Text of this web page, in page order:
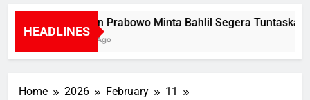
HEADLINES
Presiden Prabowo Minta Bahlil Segera Tuntaskan
21 Hours Ago
Home 2026 February
11